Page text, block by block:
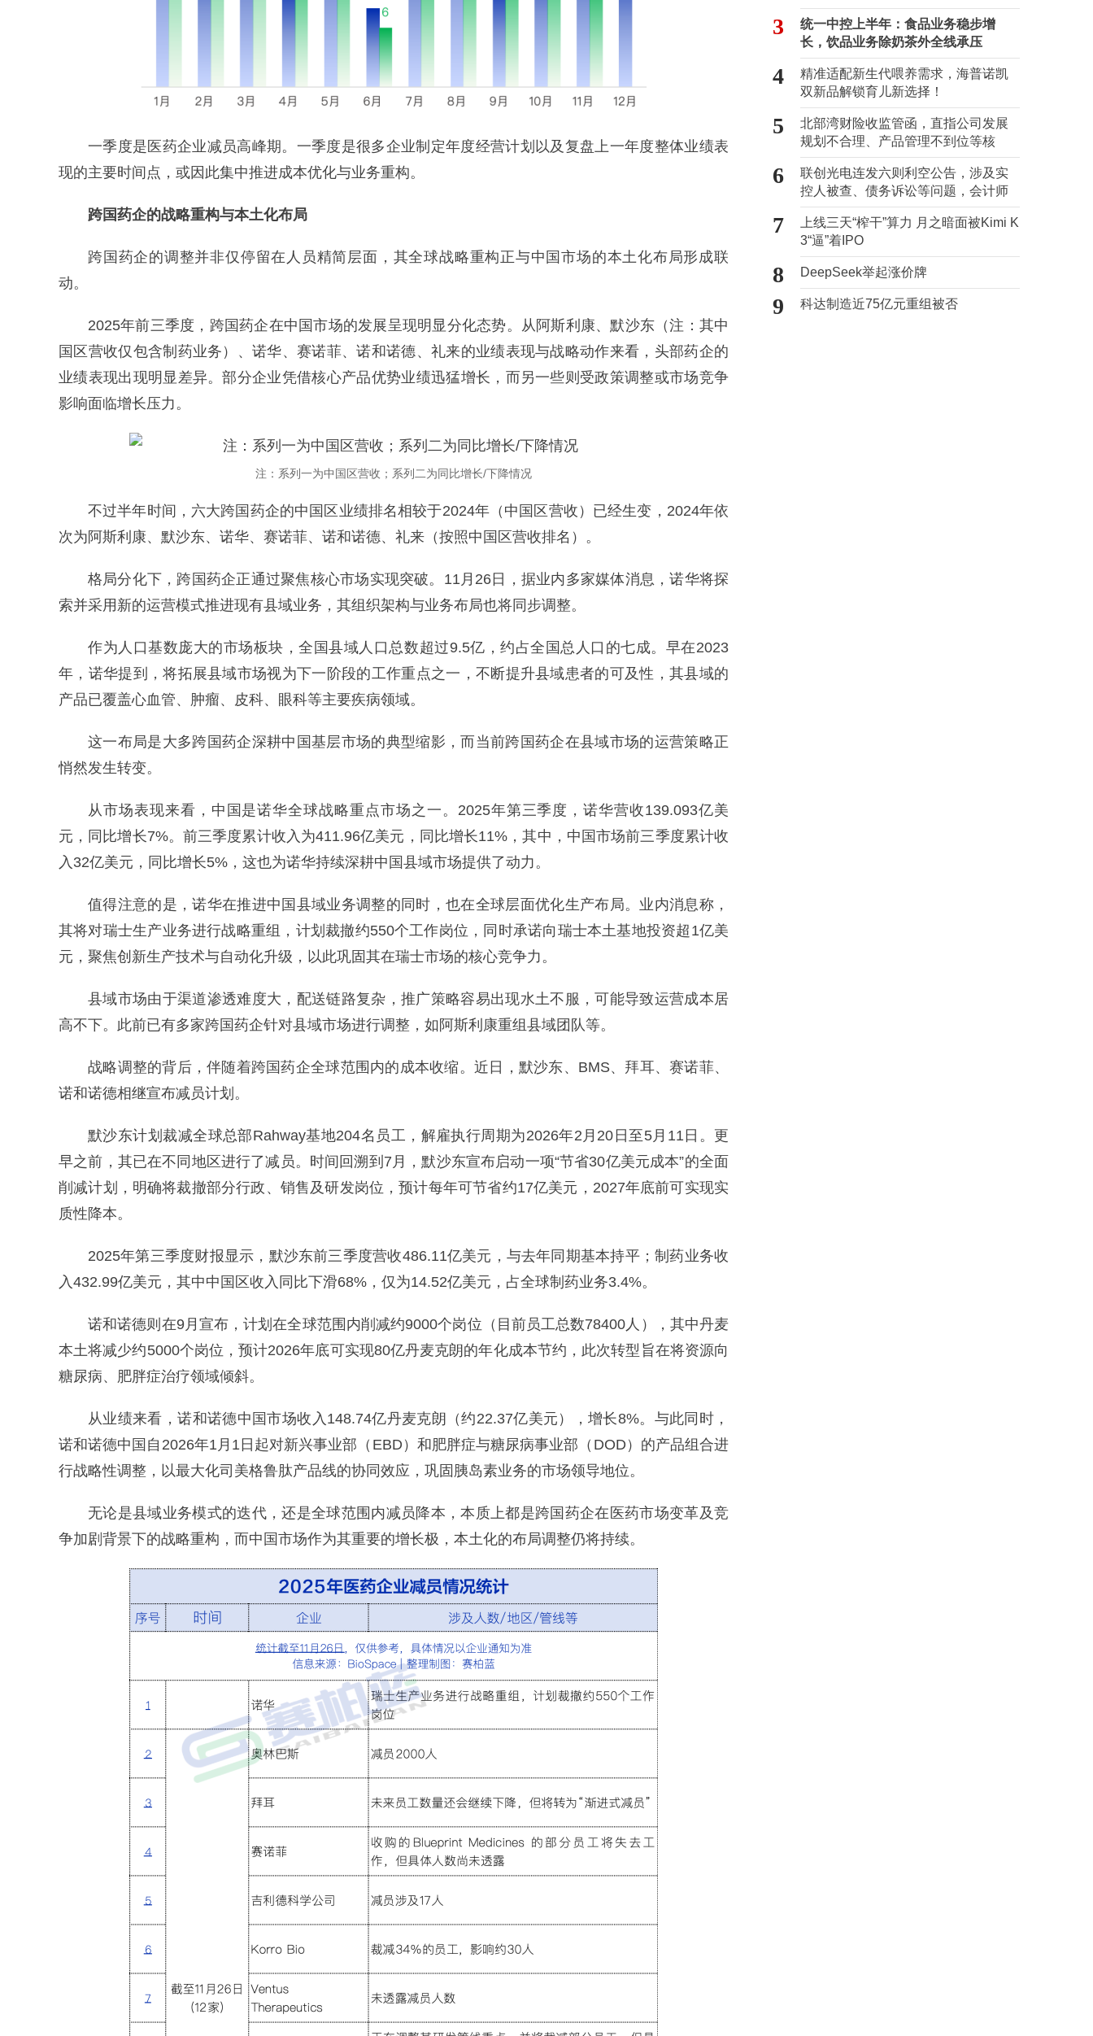
一季度是医药企业减员高峰期。一季度是很多企业制定年度经营计划以及复盘上一年度整体业绩表
现的主要时间点，或因此集中推进成本优化与业务重构。
跨国药企的战略重构与本土化布局
跨国药企的调整并非仅停留在人员精简层面，其全球战略重构正与中国市场的本土化布局形成联
动。
2025年前三季度，跨国药企在中国市场的发展呈现明显分化态势。从阿斯利康、默沙东（注：其中
国区营收仅包含制药业务）、诺华、赛诺菲、诺和诺德、礼来的业绩表现与战略动作来看，头部药企的
业绩表现出现明显差异。部分企业凭借核心产品优势业绩迅猛增长，而另一些则受政策调整或市场竞争
影响面临增长压力。
注：系列一为中国区营收；系列二为同比增长/下降情况
不过半年时间，六大跨国药企的中国区业绩排名相较于2024年（中国区营收）已经生变，2024年依
次为阿斯利康、默沙东、诺华、赛诺菲、诺和诺德、礼来（按照中国区营收排名）。
格局分化下，跨国药企正通过聚焦核心市场实现突破。11月26日，据业内多家媒体消息，诺华将探
索并采用新的运营模式推进现有县域业务，其组织架构与业务布局也将同步调整。
作为人口基数庞大的市场板块，全国县域人口总数超过9.5亿，约占全国总人口的七成。早在2023
年，诺华提到，将拓展县域市场视为下一阶段的工作重点之一，不断提升县域患者的可及性，其县域的
产品已覆盖心血管、肿瘤、皮科、眼科等主要疾病领域。
这一布局是大多跨国药企深耕中国基层市场的典型缩影，而当前跨国药企在县域市场的运营策略正
悄然发生转变。
从市场表现来看，中国是诺华全球战略重点市场之一。2025年第三季度，诺华营收139.093亿美
元，同比增长7%。前三季度累计收入为411.96亿美元，同比增长11%，其中，中国市场前三季度累计收
入32亿美元，同比增长5%，这也为诺华持续深耕中国县域市场提供了动力。
值得注意的是，诺华在推进中国县域业务调整的同时，也在全球层面优化生产布局。业内消息称，
其将对瑞士生产业务进行战略重组，计划裁撤约550个工作岗位，同时承诺向瑞士本土基地投资超1亿美
元，聚焦创新生产技术与自动化升级，以此巩固其在瑞士市场的核心竞争力。
县域市场由于渠道渗透难度大，配送链路复杂，推广策略容易出现水土不服，可能导致运营成本居
高不下。此前已有多家跨国药企针对县域市场进行调整，如阿斯利康重组县域团队等。
战略调整的背后，伴随着跨国药企全球范围内的成本收缩。近日，默沙东、BMS、拜耳、赛诺菲、
诺和诺德相继宣布减员计划。
默沙东计划裁减全球总部Rahway基地204名员工，解雇执行周期为2026年2月20日至5月11日。更
早之前，其已在不同地区进行了减员。时间回溯到7月，默沙东宣布启动一项“节省30亿美元成本”的全面
削减计划，明确将裁撤部分行政、销售及研发岗位，预计每年可节省约17亿美元，2027年底前可实现实
质性降本。
2025年第三季度财报显示，默沙东前三季度营收486.11亿美元，与去年同期基本持平；制药业务收
入432.99亿美元，其中中国区收入同比下滑68%，仅为14.52亿美元，占全球制药业务3.4%。
诺和诺德则在9月宣布，计划在全球范围内削减约9000个岗位（目前员工总数78400人），其中丹麦
本土将减少约5000个岗位，预计2026年底可实现80亿丹麦克朗的年化成本节约，此次转型旨在将资源向
糖尿病、肥胖症治疗领域倾斜。
从业绩来看，诺和诺德中国市场收入148.74亿丹麦克朗（约22.37亿美元），增长8%。与此同时，
诺和诺德中国自2026年1月1日起对新兴事业部（EBD）和肥胖症与糖尿病事业部（DOD）的产品组合进
行战略性调整，以最大化司美格鲁肽产品线的协同效应，巩固胰岛素业务的市场领导地位。
无论是县域业务模式的迭代，还是全球范围内减员降本，本质上都是跨国药企在医药市场变革及竞
争加剧背景下的战略重构，而中国市场作为其重要的增长极，本土化的布局调整仍将持续。
证
3
统一中控上半年：食品业务稳步增
长，饮品业务除奶茶外全线承压
4
精准适配新生代喂养需求，海普诺凯
双新品解锁育儿新选择！
5
北部湾财险收监管函，直指公司发展
规划不合理、产品管理不到位等核
心“痛点”
6
联创光电连发六则利空公告，涉及实
控人被查、债务诉讼等问题，会计师
事务所曾出具“保留意见”
7
上线三天“榨干”算力 月之暗面被Kimi K
3“逼”着IPO
8 DeepSeek举起涨价牌
9 科达制造近75亿元重组被否